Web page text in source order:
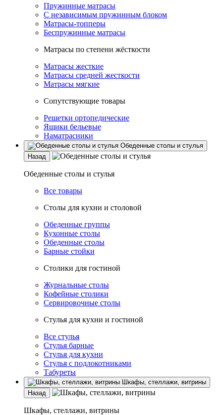
Пружинные матрасы
С независимым пружинным блоком
Матрасы-топперы
Беспружинные матрасы
Матрасы по степени жёсткости
Матрасы жесткие
Матрасы средней жесткости
Матрасы мягкие
Сопутствующие товары
Решетки ортопедические
Ящики бельевые
Наматрасники
Обеденные столы и стулья
Назад
Обеденные столы и стулья
Все товары
Столы для кухни и столовой
Обеденные группы
Кухонные столы
Обеденные столы
Барные стойки
Столики для гостиной
Журнальные столы
Кофейные столики
Сервировочные столы
Стулья для кухни и гостиной
Все стулья
Стулья барные
Стулья для кухни
Стулья с подлокотниками
Табуреты
Шкафы, стеллажи, витрины
Назад
Шкафы, стеллажи, витрины